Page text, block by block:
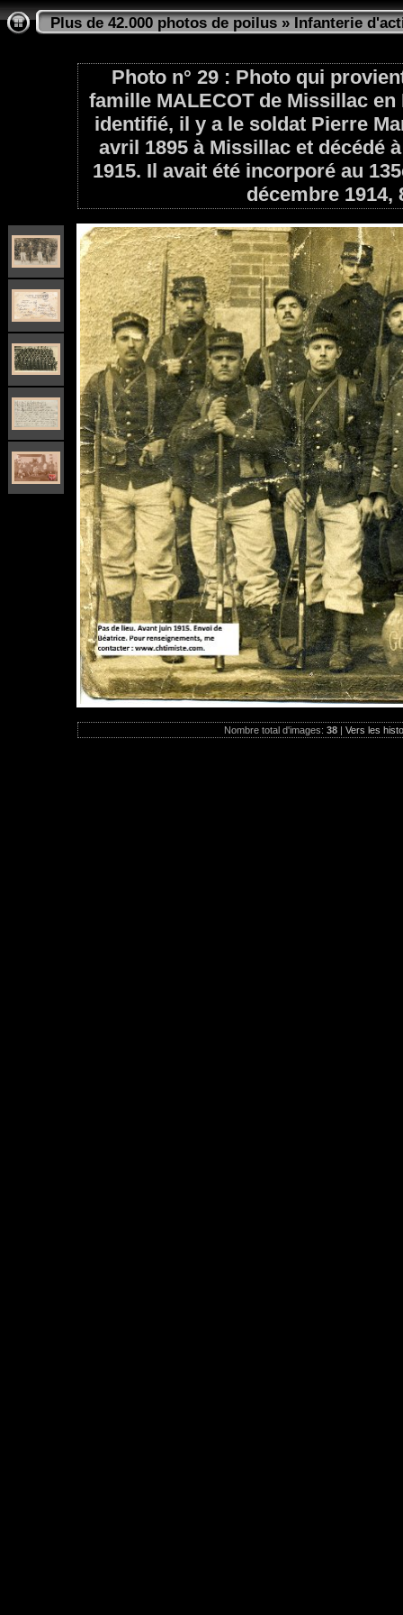
Plus de 42.000 photos de poilus»Infanterie
Photo n° 29 : Photo qui
famille MALECOT de Missillac
identifié, il y a le soldat Pierre
avril 1895 à Missillac et décédé
1915. Il avait été incorporé au
décembre 1914,
Nombre total d'images: 38 | Vers les